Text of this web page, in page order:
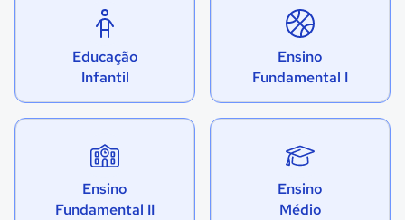
Educação
Infantil
Ensino
Fundamental I
Ensino
Fundamental II
Ensino
Médio